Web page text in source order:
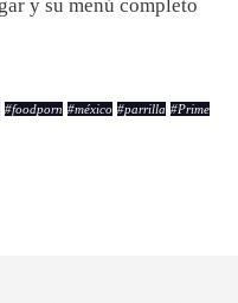
y su menú completo
#foodporn #méxico #parrilla #Prime